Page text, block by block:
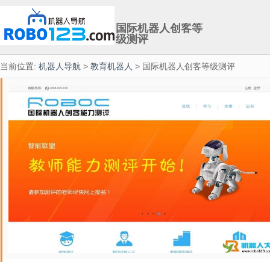
国际机器人创客等
级测评
当前位置: 机器人导航 > 教育机器人 > 国际机器人创客等级测评